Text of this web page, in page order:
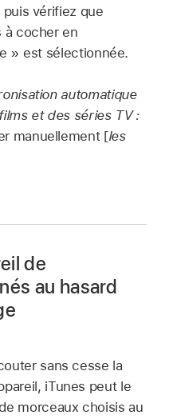
vérifiez que
à cocher en
» est sélectionnée.
automatique
et des séries TV :
manuellement [les
de
au hasard
sans cesse la
iTunes peut le
morceaux choisis au